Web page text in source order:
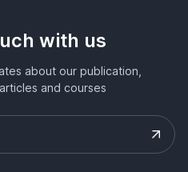
with us
about our publication,
and courses